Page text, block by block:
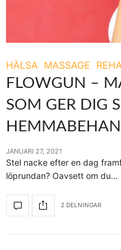
HÄLSA MASSAGE
FLOWGUN –
SOM GER DIG
JANUARI 27, 2021
Stel nacke efter en dag
löprundan? Oavsett om du…
2 DELNINGAR